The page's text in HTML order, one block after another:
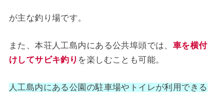
が主な釣り場です。
また、本荘人工島内にある公共埠頭では、 車を横付
けしてサビキ釣り を楽しむことも可能。
人工島内にある公園の駐車場やトイレが利用できる